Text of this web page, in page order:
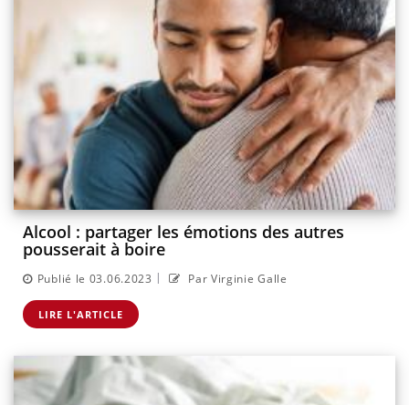
Alcool : partager les émotions des autres
pousserait à boire
Publié le 03.06.2023 | Par Virginie Galle
LIRE L'ARTICLE